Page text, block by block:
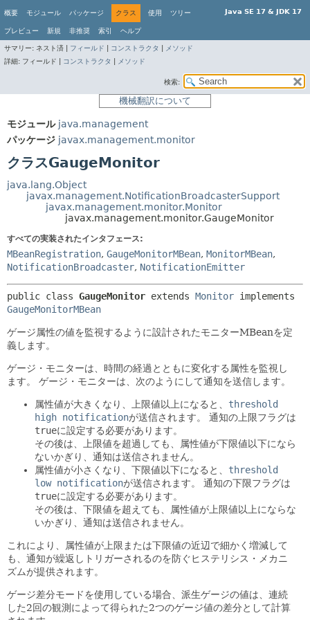
Java SE 17 & JDK 17
概要 モジュール パッケージ クラス 使用 ツリー
プレビュー 新規 非推奨 索引 ヘルプ
サマリー: ネスト済 | フィールド コンストラクタ
メソッド
詳細: フィールド | コンストラクタ メソッド
検索:
機械翻訳について
モジュール java.management
パッケージ javax.management.monitor
クラスGaugeMonitor
java.lang.Object
javax.management.NotificationBroadcasterSupport
javax.management.monitor.Monitor
javax.management.monitor.GaugeMonitor
すべての実装されたインタフェース:
MBeanRegistration, GaugeMonitorMBean, MonitorMBean,
NotificationBroadcaster, NotificationEmitter
public class GaugeMonitor extends Monitor
GaugeMonitorMBean
ゲージ属性の値を監視するように設計されたモニターMBeanを定
義します。
ゲージ・モニターは、時間の経過とともに変化する属性を監視し
ます。
ゲージ・モニターは、次のようにして通知を送信します。
属性値が大きくなり、上限値以上になると、 threshold
high notificationが送信されます。
通知の上限フラグは
trueに設定する必要があります。
その後は、上限値を超過しても、属性値が下限値以下になら
ないかぎり、通知は送信されません。
属性値が小さくなり、下限値以下になると、 threshold
low notificationが送信されます。
通知の下限フラグは
trueに設定する必要があります。
その後は、下限値を超えても、属性値が上限値以上にならな
いかぎり、通知は送信されません。
これにより、属性値が上限または下限値の近辺で細かく増減して
も、通知が繰返しトリガーされるのを防ぐヒステリシス・メカニ
ズムが提供されます。
ゲージ差分モードを使用している場合、派生ゲージの値は、連続
した2回の観測によって得られた2つのゲージ値の差分として計算